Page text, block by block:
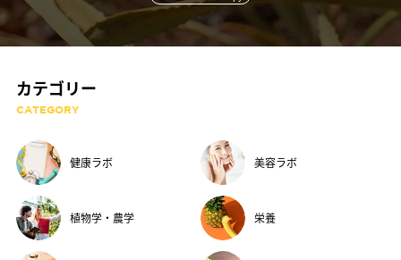
カテゴリー
CATEGORY
健康ラボ 美容ラボ
植物学・農学 栄養